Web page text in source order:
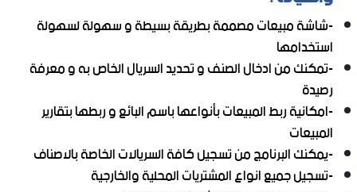
-شاشة مبيعات مصممة بطريقة بسيطة و سهولة لسهولة
استخدامها
-تمكنك من ادخال الصنف و تحديد السريال الخاص به و معرفة
رصيدة
-امكانية ربط المبيعات بأنواعها باسم البائع و ربطها بتقارير
المبيعات
-يمكنك البرنامج من تسجيل كافة السريالات الخاصة بالاصناف
-تسجيل جميع انواع المشتريات المحلية والخارجية